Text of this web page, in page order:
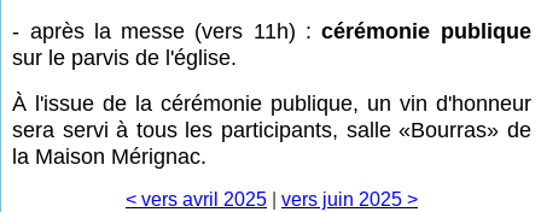
- après la messe (vers 11h) :cérémonie publique
sur le parvis de l'église.
À l'issue de la cérémonie publique, un vin d'honneur
sera servi à tous les participants, salle «Bourras» de
la Maison Mérignac.
< vers avril 2025 vers juin 2025 >